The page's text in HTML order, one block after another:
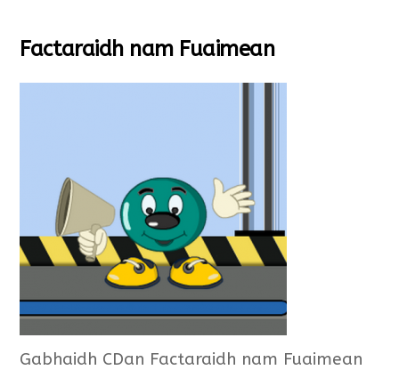
Factaraidh nam Fuaimean
Gabhaidh CDan Factaraidh nam Fuaimean